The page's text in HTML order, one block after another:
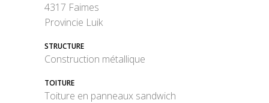
4317 Faimes
Provincie Luik
STRUCTURE
Construction métallique
TOITURE
Toiture en panneaux sandwich